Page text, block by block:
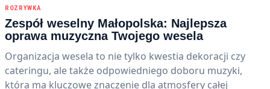
ROZRYWKA
Zespół weselny Małopolska: Najlepsza
oprawa muzyczna Twojego wesela
Organizacja wesela to nie tylko kwestia dekoracji czy
cateringu, ale także odpowiedniego doboru muzyki,
która ma kluczowe znaczenie dla atmosfery całej